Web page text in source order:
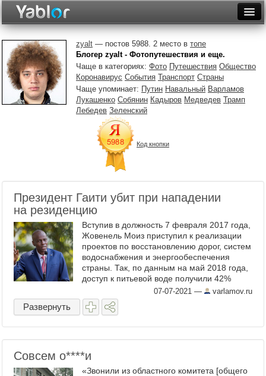
Неделя
Месяц
Рейтинги
Архив
Фототоп
zyalt — постов 5988. 2 место в топе
Блогер zyalt - Фотопутешествия и еще.
Чаще в категориях: Фото Путешествия Общество
Коронавирус События Транспорт Страны
Чаще упоминает: Путин Навальный Варламов
Лукашенко Собянин Кадыров Медведев Трамп
Лебедев Зеленский
Код кнопки
Президент Гаити убит при нападении
на резиденцию
Вступив в должность 7 февраля 2017 года,
Жовенель Моиз приступил к реализации
проектов по восстановлению дорог, систем
водоснабжения и энергообеспечения
страны. Так, по данным на май 2018 года,
доступ к питьевой воде получили 42%
населения. До окончания президентского
срока Моиза ...
07-07-2021 — varlamov.ru
Развернуть
Совсем о​****и
«Звонили из областного комитета [общего